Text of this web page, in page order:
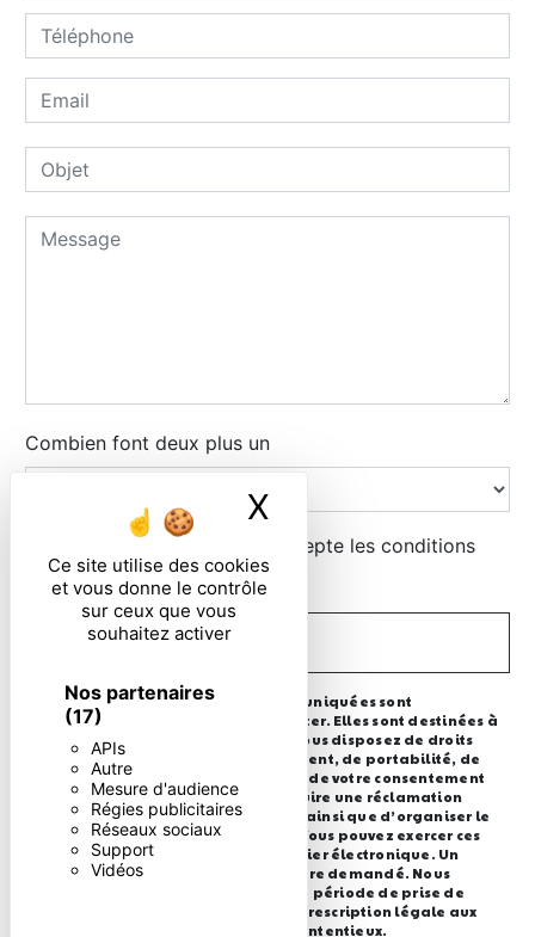
Ce site utilise des cookies
et vous donne le contrôle
sur ceux que vous
souhaitez activer
Nos partenaires
(17)
APIs
Autre
Mesure d'audience
Régies publicitaires
Réseaux sociaux
Support
Vidéos
X Masquer le
Combien font deux plus un
En cochant cette case, j'accepte les conditions
particulières ci-dessous **
ENVOYER
** Les données personnelles communiquées sont
nécessaires aux fins de vous contacter. Elles sont destinées à
l'entreprise et ses sous-traitants. Vous disposez de droits
d’accès, de rectification, d’effacement, de portabilité, de
limitation, d’opposition, de retrait de votre consentement
à tout moment et du droit d’introduire une réclamation
auprès d’une autorité de contrôle, ainsi que d’organiser le
sort de vos données post-mortem. Vous pouvez exercer ces
droits par voie postale ou par courrier électronique. Un
justificatif d'identité pourra vous être demandé. Nous
conservons vos données pendant la période de prise de
contact puis pendant la durée de prescription légale aux
fins probatoire et de gestion des contentieux.